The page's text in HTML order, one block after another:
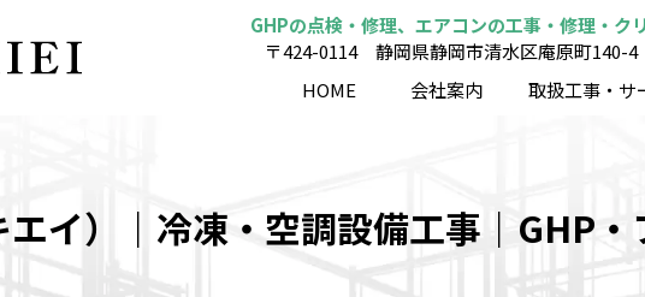
GHPの点検・修理、エアコンの工事・修理・
〒424-0114 静岡県静岡市清水区庵原町140-4
HOME 会社案内 取扱工事・サ
イ）｜冷凍・空調設備工事｜GHP